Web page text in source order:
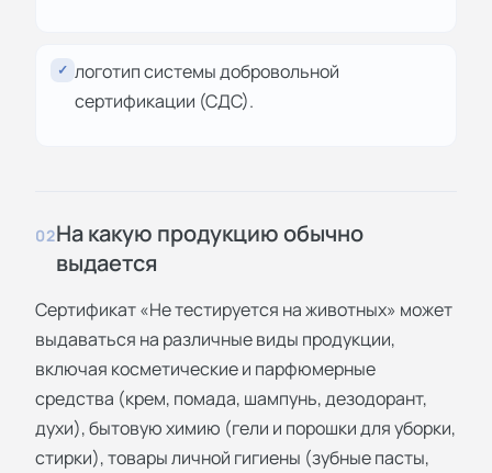
✓ логотип системы добровольной
сертификации (СДС).
02На какую продукцию обычно
выдается
Сертификат «Не тестируется на животных» может
выдаваться на различные виды продукции,
включая косметические и парфюмерные
средства (крем, помада, шампунь, дезодорант,
духи), бытовую химию (гели и порошки для уборки,
стирки), товары личной гигиены (зубные пасты,